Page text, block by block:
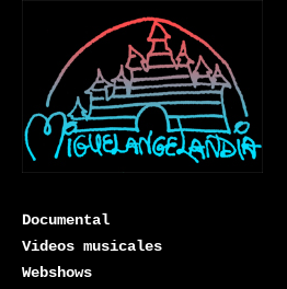
Documental
Videos musicales
Webshows